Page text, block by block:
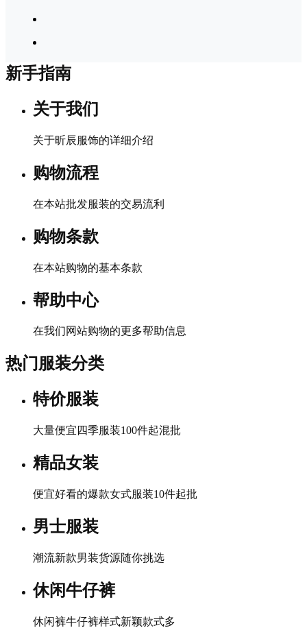
新手指南
关于我们
关于昕辰服饰的详细介绍
购物流程
在本站批发服装的交易流利
购物条款
在本站购物的基本条款
帮助中心
在我们网站购物的更多帮助信息
热门服装分类
特价服装
大量便宜四季服装100件起混批
精品女装
便宜好看的爆款女式服装10件起批
男士服装
潮流新款男装货源随你挑选
休闲牛仔裤
休闲裤牛仔裤样式新颖款式多